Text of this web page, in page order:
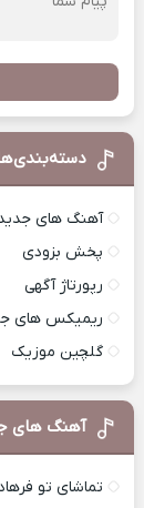
آهنگ های
پخش بزودی
رپورتاژ آگهی
ریمیکس های
گلچین موزیک
آهنگ های
تماشای تو